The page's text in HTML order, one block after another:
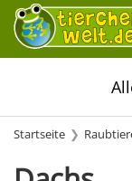
Startseite